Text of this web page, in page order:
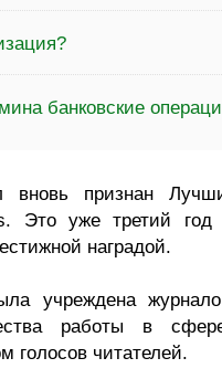
банковские
вновь признан
Это уже третий год
наградой.
учреждена
работы в
голосов читателей.